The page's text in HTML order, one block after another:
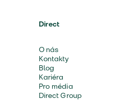
Direct
O nás
Kontakty
Blog
Kariéra
Pro média
Direct Group